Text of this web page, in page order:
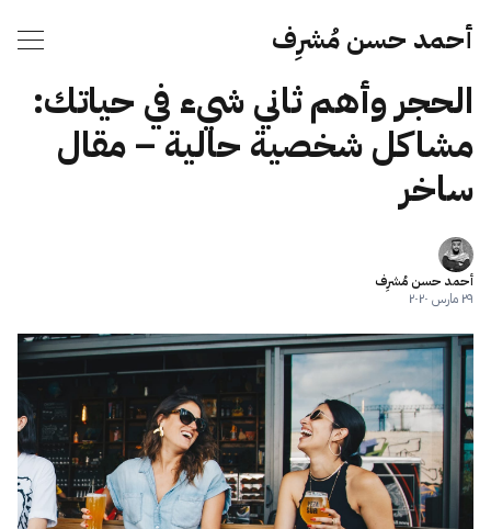
أحمد حسن مُشرِف
الحجر وأهم ثاني شيء في حياتك:
مشاكل شخصية حالية – مقال
ساخر
أحمد حسن مُشرِف
٢٩ مارس ٢٠٢٠